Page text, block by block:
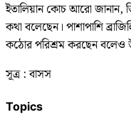
ইতালিয়ান কোচ আরো জানান,
কথা বলেছেন। পাশাপাশি
কঠোর পরিশ্রম করছেন বলেও
সূত্র : বাসস
Topics